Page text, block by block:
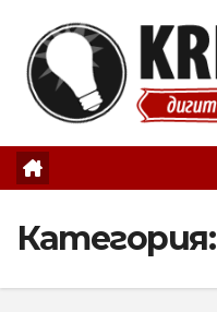
content
Категория: